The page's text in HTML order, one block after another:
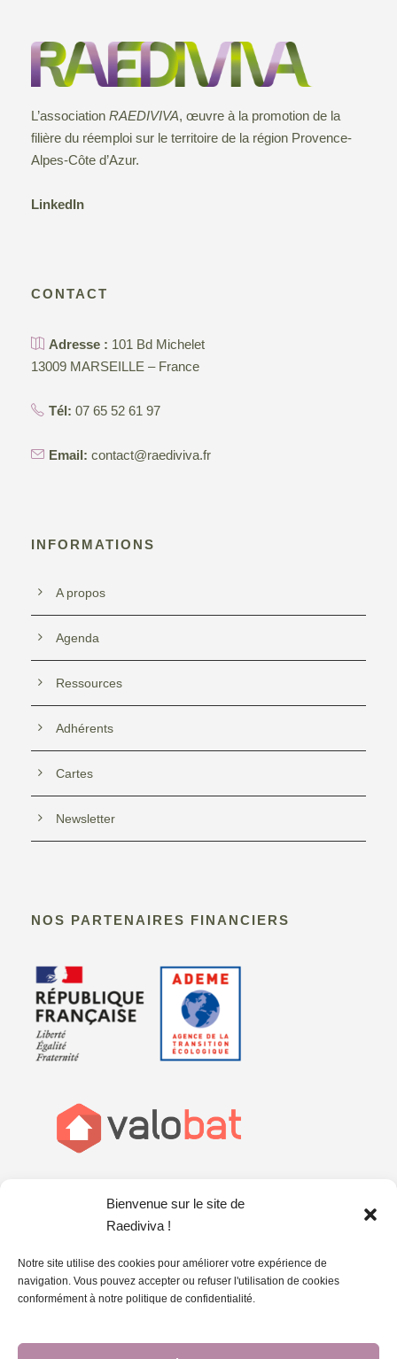
Bienvenue sur le site de
Raediviva !
Notre site utilise des cookies pour améliorer votre expérience de
navigation. Vous pouvez accepter ou refuser l'utilisation de cookies
conformément à notre politique de confidentialité.
L’association RAEDIVIVA, œuvre à la promotion de la
filière du réemploi sur le territoire de la région Provence-
Alpes-Côte d’Azur.
LinkedIn
CONTACT
Adresse : 101 Bd Michelet
13009 MARSEILLE – France
Tél: 07 65 52 61 97
Email: contact@raediviva.fr
INFORMATIONS
A propos
Agenda
Ressources
Adhérents
Cartes
Newsletter
NOS PARTENAIRES FINANCIERS